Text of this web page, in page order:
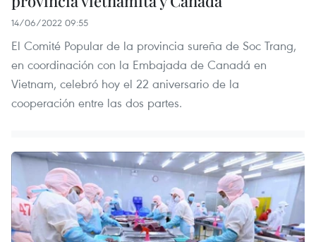
14/06/2022 09:55
El Comité Popular de la provincia sureña de Soc Trang,
en coordinación con la Embajada de Canadá en
Vietnam, celebró hoy el 22 aniversario de la
cooperación entre las dos partes.